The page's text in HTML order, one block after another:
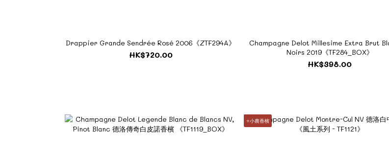
Drappier Grande Sendrée Rosé 2006《ZTF294A》
HK$720.00
Champagne Delot Millesime Extra Brut
Noirs 2019《TF284_BOX》
HK$398.00
⭐️小農香檳